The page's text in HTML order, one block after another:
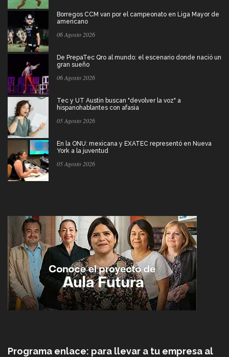
Borregos CCM van por el campeonato en Liga Mayor de
americano
06 Agosto 2026
De PrepaTec Qro al mundo: el escenario donde nació un
gran sueño
06 Agosto 2026
Tec y UT Austin buscan "devolver la voz" a
hispanohablantes con afasia
05 Agosto 2026
En la ONU: mexicana y EXATEC representó en Nueva
York a la juventud
05 Agosto 2026
Programa enlace: para llevar a tu empresa al